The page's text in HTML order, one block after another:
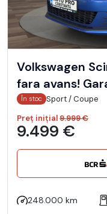
Volkswagen
fara avans!
În stoc Sport / Coupe
Preț inițial9.999 €
9.499 €
248.000 km